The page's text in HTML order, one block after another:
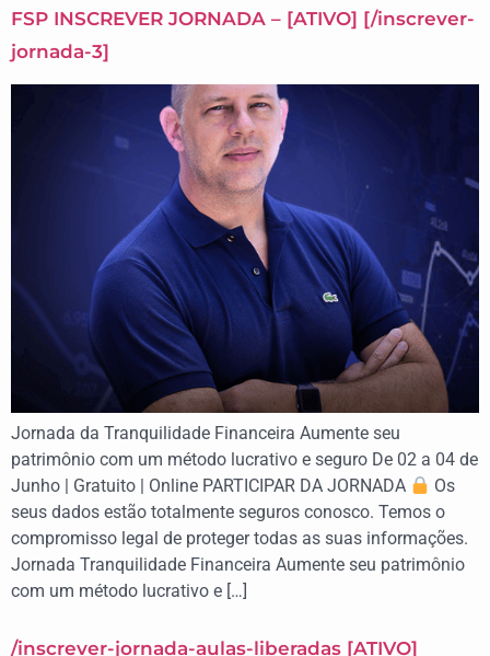
FSP INSCREVER JORNADA – [ATIVO] [/inscrever-
jornada-3]
Jornada da Tranquilidade Financeira Aumente seu
patrimônio com um método lucrativo e seguro De 02 a 04 de
Junho | Gratuito | Online PARTICIPAR DA JORNADA
Os
seus dados estão totalmente seguros conosco. Temos o
compromisso legal de proteger todas as suas informações.
Jornada Tranquilidade Financeira Aumente seu patrimônio
com um método lucrativo e […]
/inscrever-jornada-aulas-liberadas [ATIVO]